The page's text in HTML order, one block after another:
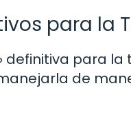
para la
definitiva para
de